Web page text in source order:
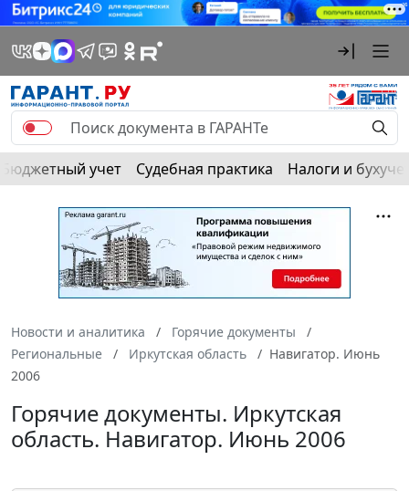
Бюджетный учет Судебная практика Налоги и
Новости и аналитика
Горячие документы
Региональные
Иркутская область
Навигатор. Июнь
2006
Горячие документы. Иркутская
область. Навигатор. Июнь 2006